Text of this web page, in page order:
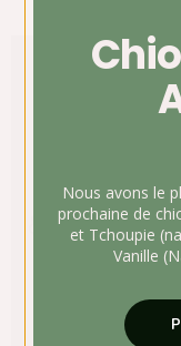
Nous avons le
prochaine de
et Tchoupie
Vanille